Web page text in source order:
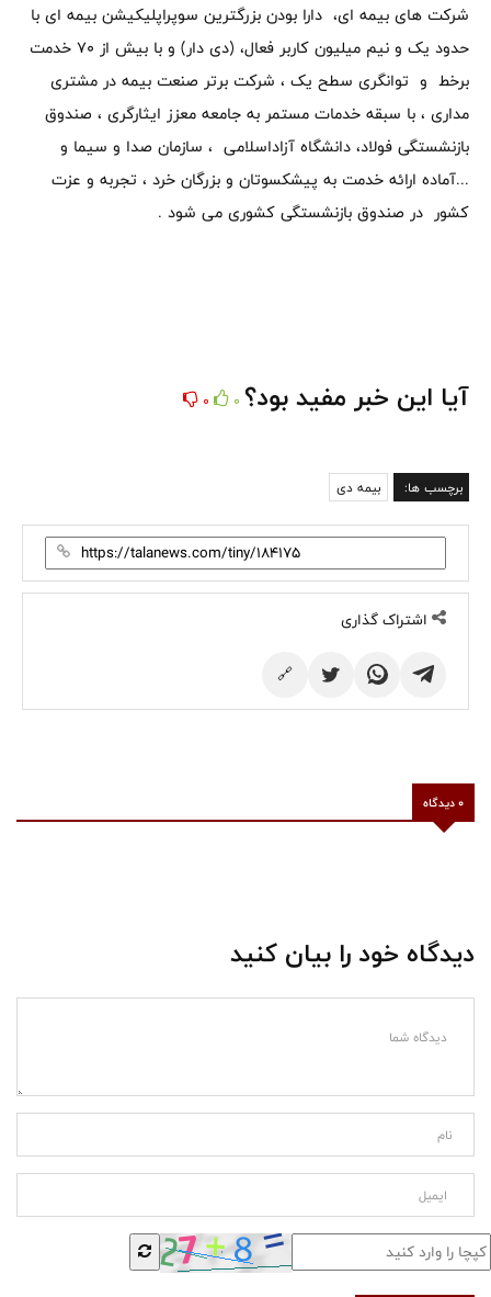
شرکت های بیمه ای، دارا بودن بزرگترین سوپراپلیکیشن بیمه ای با
حدود یک و نیم میلیون کاربر فعال، (دی دار) و با بیش از ۷۰ خدمت
برخط و توانگری سطح یک ، شرکت برتر صنعت بیمه در مشتری
مداری ، با سبقه خدمات مستمر به جامعه معزز ایثارگری ، صندوق
بازنشستگی فولاد، دانشگاه آزاداسلامی ، سازمان صدا و سیما و
...آماده ارائه خدمت به پیشکسوتان و بزرگان خرد ، تجربه و عزت
کشور در صندوق بازنشستگی کشوری می شود .
آیا این خبر مفید بود؟ 0
0
برچسب ها: بیمه دی
اشتراک گذاری
🔗
0 دیدگاه
دیدگاه خود را بیان کنید